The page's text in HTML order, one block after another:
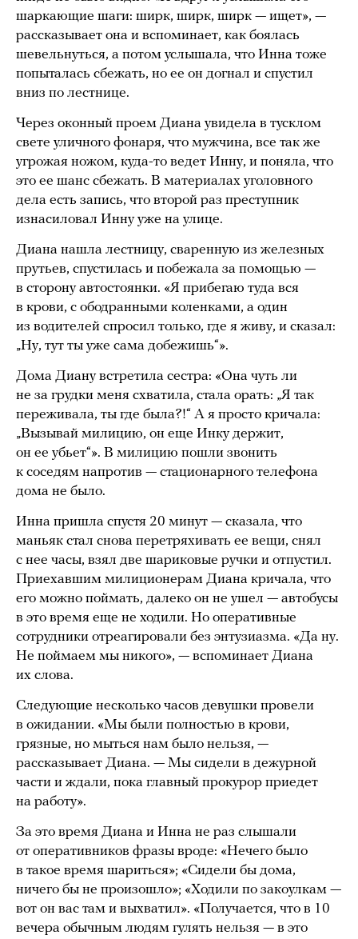
шаркающие шаги: ширк, ширк, ширк — ищет», —
рассказывает она и вспоминает, как боялась
шевельнуться, а потом услышала, что Инна тоже
попыталась сбежать, но ее он догнал и спустил
вниз по лестнице.
Через оконный проем Диана увидела в тусклом
свете уличного фонаря, что мужчина, все так же
угрожая ножом, куда-то ведет Инну, и поняла, что
это ее шанс сбежать. В материалах уголовного
дела есть запись, что второй раз преступник
изнасиловал Инну уже на улице.
Диана нашла лестницу, сваренную из железных
прутьев, спустилась и побежала за помощью —
в сторону автостоянки. «Я прибегаю туда вся
в крови, с ободранными коленками, а один
из водителей спросил только, где я живу, и сказал:
„Ну, тут ты уже сама добежишь“».
Дома Диану встретила сестра: «Она чуть ли
не за грудки меня схватила, стала орать: „Я так
переживала, ты где была?!“ А я просто кричала:
„Вызывай милицию, он еще Инку держит,
он ее убьет“». В милицию пошли звонить
к соседям напротив — стационарного телефона
дома не было.
Инна пришла спустя 20 минут — сказала, что
маньяк стал снова перетряхивать ее вещи, снял
с нее часы, взял две шариковые ручки и отпустил.
Приехавшим милиционерам Диана кричала, что
его можно поймать, далеко он не ушел — автобусы
в это время еще не ходили. Но оперативные
сотрудники отреагировали без энтузиазма. «Да ну.
Не поймаем мы никого», — вспоминает Диана
их слова.
Следующие несколько часов девушки провели
в ожидании. «Мы были полностью в крови,
грязные, но мыться нам было нельзя, —
рассказывает Диана. — Мы сидели в дежурной
части и ждали, пока главный прокурор приедет
на работу».
За это время Диана и Инна не раз слышали
от оперативников фразы вроде: «Нечего было
в такое время шариться»; «Сидели бы дома,
ничего бы не произошло»; «Ходили по закоулкам —
вот он вас там и выхватил». «Получается, что в 10
вечера обычным людям гулять нельзя — в это